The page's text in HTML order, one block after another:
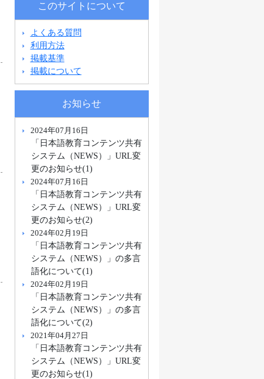
このサイトについて
よくある質問
利用方法
掲載基準
掲載について
お知らせ
2024年07月16日
「日本語教育コンテンツ共有
システム（NEWS）」URL変
更のお知らせ(1)
2024年07月16日
「日本語教育コンテンツ共有
システム（NEWS）」URL変
更のお知らせ(2)
2024年02月19日
「日本語教育コンテンツ共有
システム（NEWS）」の多言
語化について(1)
2024年02月19日
「日本語教育コンテンツ共有
システム（NEWS）」の多言
語化について(2)
2021年04月27日
「日本語教育コンテンツ共有
システム（NEWS）」URL変
更のお知らせ(1)